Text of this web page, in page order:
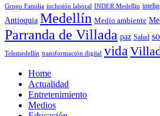
Grupo Familia inclusión laboral INDER Medellín
Antioquia Medellín Medio ambiente
Parranda de Villada paz Salud
Telemedellín transformación digital vida
Home
Actualidad
Entretenimiento
Medios